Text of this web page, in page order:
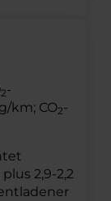
2-
km; CO2-
2,9-2,2